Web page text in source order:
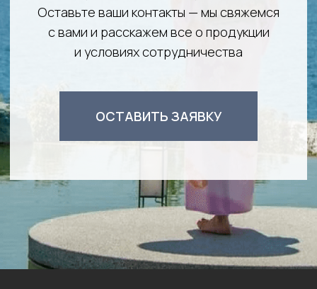
О БРЕНДЕ
ТЕХНОЛОГИИ
КАТАЛОГ
ПАРТНЕРЫ
КОНТАКТЫ
Пользовательское соглашение
Политика конфиденциальности
Оплата и доставка